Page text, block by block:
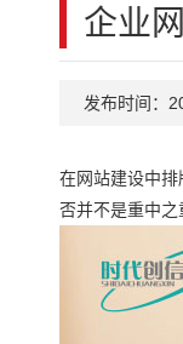
企业
发布时间：
在网站建设中
否并不是重中之